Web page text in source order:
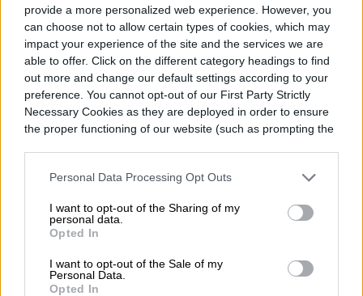
provide a more personalized web experience. However, you
can choose not to allow certain types of cookies, which may
impact your experience of the site and the services we are
able to offer. Click on the different category headings to find
out more and change our default settings according to your
preference. You cannot opt-out of our First Party Strictly
Necessary Cookies as they are deployed in order to ensure
the proper functioning of our website (such as prompting the
Personal Data Processing Opt Outs
I want to opt-out of the Sharing of my
personal data.
Opted In
I want to opt-out of the Sale of my
Personal Data.
Opted In
NoticiasHomepage
APPLE
Apple ha corregido tres
fallos en el Screen Sharing
de Mac